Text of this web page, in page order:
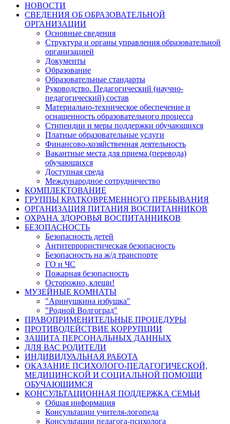
НОВОСТИ
СВЕДЕНИЯ ОБ ОБРАЗОВАТЕЛЬНОЙ
ОРГАНИЗАЦИИ
Основные сведения
Структура и органы управления образовательной
организацией
Документы
Образование
Образовательные стандарты
Руководство. Педагогический (научно-
педагогический) состав
Материально-техническое обеспечение и
оснащенность образовательного процесса
Стипендии и меры поддержки обучающихся
Платные образовательные услуги
Финансово-хозяйственная деятельность
Вакантные места для приема (перевода)
обучающихся
Доступная среда
Международное сотрудничество
КОМПЛЕКТОВАНИЕ
ГРУППЫ КРАТКОВРЕМЕННОГО ПРЕБЫВАНИЯ
ОРГАНИЗАЦИЯ ПИТАНИЯ ВОСПИТАННИКОВ
ОХРАНА ЗДОРОВЬЯ ВОСПИТАННИКОВ
БЕЗОПАСНОСТЬ
Безопасность детей
Антитеррористическая безопасность
Безопасность на ж/д транспорте
ГО и ЧС
Пожарная безопасность
Осторожно, клещи!
МУЗЕЙНЫЕ КОМНАТЫ
"Аринушкина избушка"
"Родной Волгоград"
ПРАВОПРИМЕНИТЕЛЬНЫЕ ПРОЦЕДУРЫ
ПРОТИВОДЕЙСТВИЕ КОРРУПЦИИ
ЗАЩИТА ПЕРСОНАЛЬНЫХ ДАННЫХ
ДЛЯ ВАС РОДИТЕЛИ
ИНДИВИДУАЛЬНАЯ РАБОТА
ОКАЗАНИЕ ПСИХОЛОГО-ПЕДАГОГИЧЕСКОЙ,
МЕДИЦИНСКОЙ И СОЦИАЛЬНОЙ ПОМОЩИ
ОБУЧАЮЩИМСЯ
КОНСУЛЬТАЦИОННАЯ ПОДДЕРЖКА СЕМЬИ
Общая информация
Консультации учителя-логопеда
Консультации педагога-психолога